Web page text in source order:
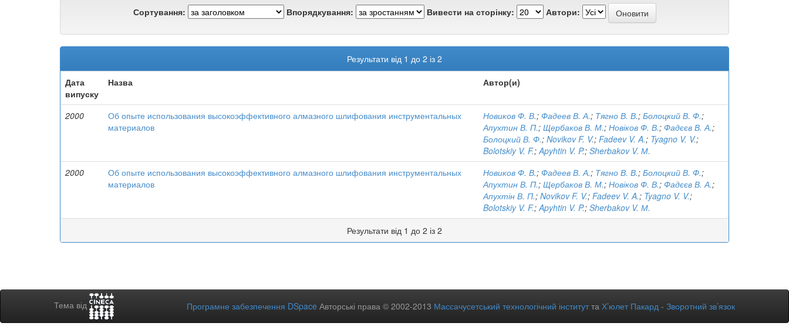
Сортування: Впорядкування: Вивести на сторінку: Автори:
Результати від 1 до 2 із 2
Дата
випуску
Назва Автор(и)
2000
Об опыте использования высокоэффективного алмазного шлифования инструментальных
материалов
Новиков Ф. В.; Фадеев В. А.; Тягно В. В.; Болоцкий В. Ф.;
Апухтин В. П.; Щербаков В. М.; Новіков Ф. В.; Фадєєв В. А.;
Болоцкий В. Ф.; Novikov F. V.; Fadeev V. A.; Tyagno V. V.;
Bolotskiy V. F.;Apyhtin V. P.; Sherbakov V. М.
2000
Об опыте использования высокоэффективного алмазного шлифования инструментальных
материалов
Новиков Ф. В.; Фадеев В. А.; Тягно В. В.; Болоцкий В. Ф.;
Апухтин В. П.; Щербаков В. М.; Новіков Ф. В.; Фадєєв В. А.;
Апухтін В. П.; Novikov F. V.; Fadeev V. A.; Tyagno V. V.;
Bolotskiy V. F.;Apyhtin V. P.; Sherbakov V. М.
Результати від 1 до 2 із 2
Тема від Програмне забезпечення DSpace Авторські права © 2002-2013 Массачусетський технологічний інститутта Х’юлет Пакард - Зворотний зв’язок